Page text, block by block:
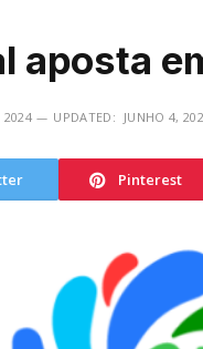
aposta
2024 UPDATED: JUNHO 4,
Pinterest